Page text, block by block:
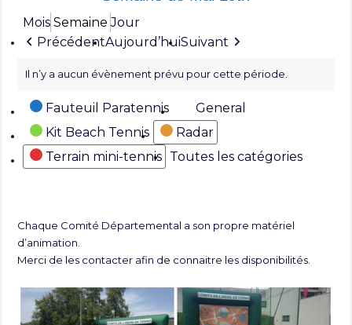
Mois Semaine Jour
PrécédentAujourd’huiSuivant
Il n’y a aucun évènement prévu pour cette période.
Catégories
Fauteuil Paratennis
General
Kit Beach Tennis
Radar
Terrain mini-tennis Toutes les catégories
Chaque Comité Départemental a son propre matériel
d’animation.
Merci de les contacter afin de connaitre les disponibilités.